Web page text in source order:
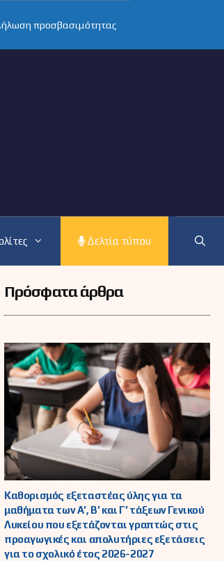
προσβασιμότητας
Δελτία τύπου
Πρόσφατα άρθρα
Καθορισμός εξεταστέας ύλης για τα
μαθήματα των Α’, Β’ και Γ’ τάξεων Γενικού
Λυκείου που εξετάζονται γραπτώς στις
προαγωγικές και απολυτήριες εξετάσεις
για το σχολικό έτος 2026-2027